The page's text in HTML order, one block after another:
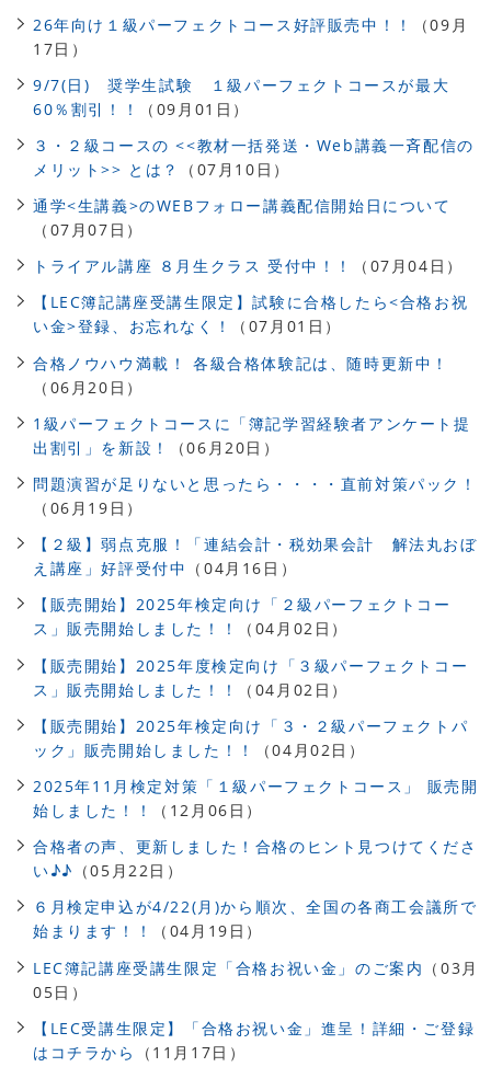
26年向け１級パーフェクトコース好評販売中！！
（09月
17日）
9/7(日) 奨学生試験 １級パーフェクトコースが最大
60％割引！！
（09月01日）
３・２級コースの <<教材一括発送・Web講義一斉配信の
メリット>> とは？
（07月10日）
通学<生講義>のWEBフォロー講義配信開始日について
（07月07日）
トライアル講座 ８月生クラス 受付中！！
（07月04日）
【LEC簿記講座受講生限定】試験に合格したら<合格お祝
い金>登録、お忘れなく！
（07月01日）
合格ノウハウ満載！ 各級合格体験記は、随時更新中！
（06月20日）
1級パーフェクトコースに「簿記学習経験者アンケート提
出割引」を新設！
（06月20日）
問題演習が足りないと思ったら・・・・直前対策パック！
（06月19日）
【２級】弱点克服！「連結会計・税効果会計 解法丸おぼ
え講座」好評受付中 （04月16日）
【販売開始】2025年検定向け「２級パーフェクトコー
ス」販売開始しました！！
（04月02日）
【販売開始】2025年度検定向け「３級パーフェクトコー
ス」販売開始しました！！
（04月02日）
【販売開始】2025年検定向け「３・２級パーフェクトパ
ック」販売開始しました！！
（04月02日）
2025年11月検定対策「１級パーフェクトコース」 販売開
始しました！！
（12月06日）
合格者の声、更新しました！合格のヒント見つけてくださ
い♪♪ （05月22日）
６月検定申込が4/22(月)から順次、全国の各商工会議所で
始まります！！
（04月19日）
LEC簿記講座受講生限定「合格お祝い金」のご案内 （03月
05日）
【LEC受講生限定】「合格お祝い金」進呈！詳細・ご登録
はコチラから
（11月17日）